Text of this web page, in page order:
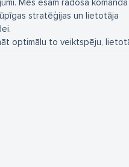
Mēs esam radoša
stratēģijas un lietotāja
optimālu to veiktspēju,
aplikācijas, iekšējās sistēmas
biznesa automatizācijas
nodrošinātu, ka Jūsu mājas
jūsu uzņēmuma vizītkarti